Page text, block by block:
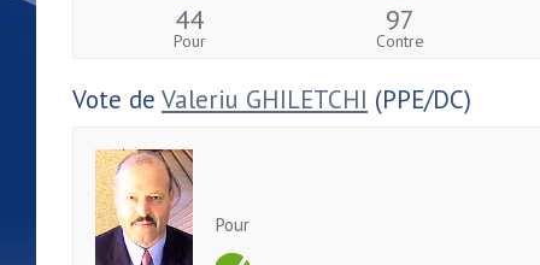
44
Pour
97
Contre
Vote de Valeriu GHILETCHI (PPE/DC)
Pour